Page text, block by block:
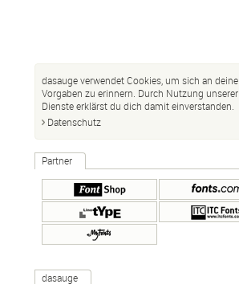
dasauge verwendet Cookies, um sich an deine
Vorgaben zu erinnern. Durch Nutzung unserer
Dienste erklärst du dich damit einverstanden.
Datenschutz
Partner
dasauge